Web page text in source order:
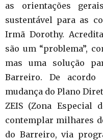
as orientações
sustentável para as
Irmã Dorothy.
são um “problema”,
mas uma solução
Barreiro. De
mudança do Plano
ZEIS (Zona Especial
contemplar milhares
do Barreiro, via